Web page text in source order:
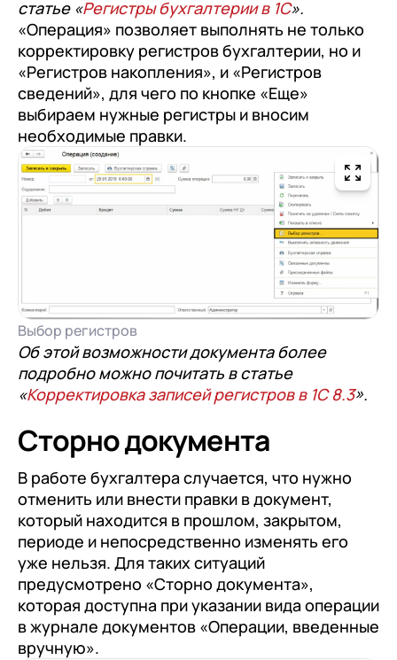
статье «Регистры бухгалтерии в 1С».
«Операция» позволяет выполнять не только
корректировку регистров бухгалтерии, но и
«Регистров накопления», и «Регистров
сведений», для чего по кнопке «Еще»
выбираем нужные регистры и вносим
необходимые правки.
Выбор регистров
Об этой возможности документа более
подробно можно почитать в статье
«Корректировка записей регистров в 1С 8.3».
Сторно документа
В работе бухгалтера случается, что нужно
отменить или внести правки в документ,
который находится в прошлом, закрытом,
периоде и непосредственно изменять его
уже нельзя. Для таких ситуаций
предусмотрено «Сторно документа»,
которая доступна при указании вида операции
в журнале документов «Операции, введенные
вручную».